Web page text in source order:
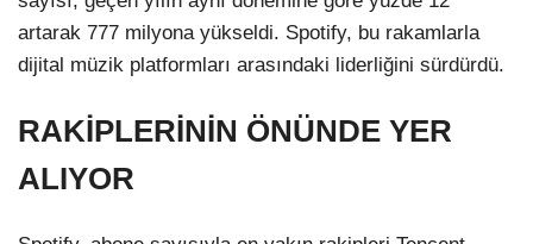
artarak 777 milyona yükseldi. Spotify, bu rakamlarla
dijital müzik platformları arasındaki liderliğini sürdürdü.
RAKİPLERİNİN ÖNÜNDE YER
ALIYOR